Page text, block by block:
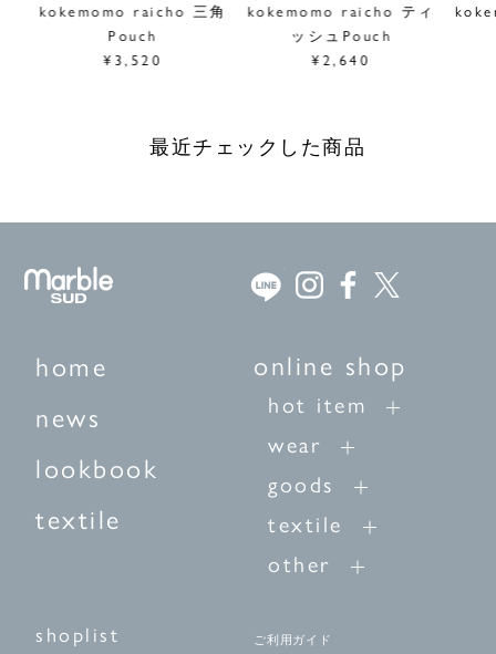
kokemomo raicho 三角
Pouch
¥3,520
kokemomo raicho ティ
ッシュPouch
¥2,640
最近チェックした商品
home
news
lookbook
textile
online shop
hot item
wear
goods
textile
other
shoplist ご利用ガイド